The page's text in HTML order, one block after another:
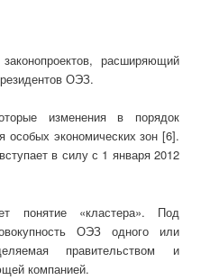
расширяющий
ОЭЗ.
изменения в порядок
особых экономических зон [6].
в силу с 1 января 2012
понятие «кластера». Под
ОЭЗ одного или
правительством и
компанией.